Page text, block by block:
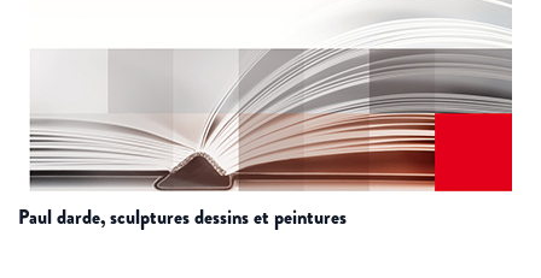
paul darde, sculptures dessins et peintures